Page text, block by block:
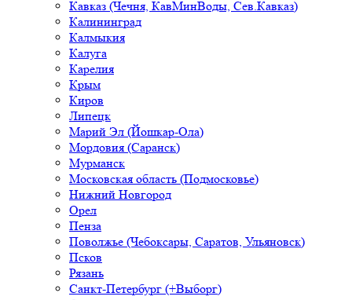
Кавказ (Чечня, КавМинВоды, Сев.Кавказ)
Калининград
Калмыкия
Калуга
Карелия
Крым
Киров
Липецк
Марий Эл (Йошкар-Ола)
Мордовия (Саранск)
Мурманск
Московская область (Подмосковье)
Нижний Новгород
Орел
Пенза
Поволжье (Чебоксары, Саратов, Ульяновск)
Псков
Рязань
Санкт-Петербург (+Выборг)